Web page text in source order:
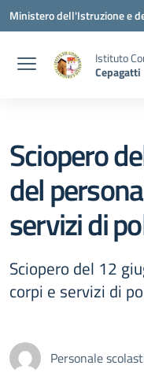
Vai ai contenuti
Vai al menu di navigazione
Vai al footer
Ministero dell'Istruzione e
Istituto
Cepagatti
Sciopero
del
servizi di
Sciopero del 12
corpi e servizi di
Personale